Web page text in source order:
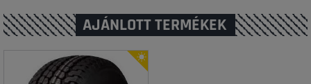
AJÁNLOTT TERMÉKEK